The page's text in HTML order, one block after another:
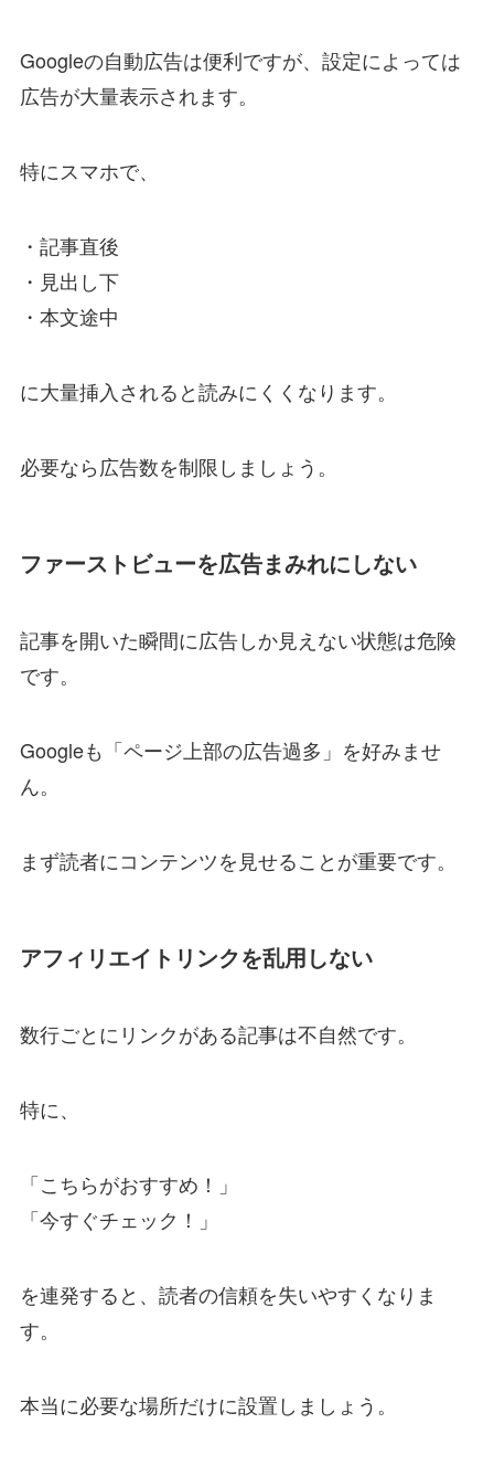
Googleの自動広告は便利ですが、設定によっては
広告が大量表示されます。
特にスマホで、
・記事直後
・見出し下
・本文途中
に大量挿入されると読みにくくなります。
必要なら広告数を制限しましょう。
ファーストビューを広告まみれにしない
記事を開いた瞬間に広告しか見えない状態は危険
です。
Googleも「ページ上部の広告過多」を好みませ
ん。
まず読者にコンテンツを見せることが重要です。
アフィリエイトリンクを乱用しない
数行ごとにリンクがある記事は不自然です。
特に、
「こちらがおすすめ！」
「今すぐチェック！」
を連発すると、読者の信頼を失いやすくなりま
す。
本当に必要な場所だけに設置しましょう。